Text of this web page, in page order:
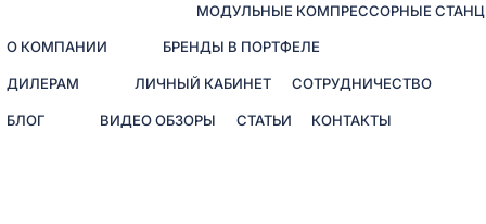
МОДУЛЬНЫЕ КОМПРЕССОРНЫЕ
О КОМПАНИИ БРЕНДЫ В ПОРТФЕЛЕ
ДИЛЕРАМ ЛИЧНЫЙ КАБИНЕТ СОТРУДНИЧЕСТВО
БЛОГ ВИДЕО ОБЗОРЫ СТАТЬИ КОНТАКТЫ